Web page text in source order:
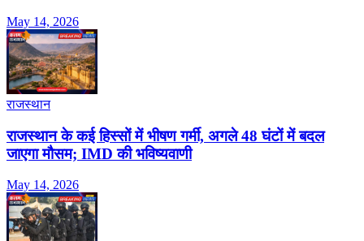
May 14, 2026
राजस्थान
राजस्थान के कई हिस्सों में भीषण गर्मी, अगले 48 घंटों में बदल
जाएगा मौसम; IMD की भविष्यवाणी
May 14, 2026